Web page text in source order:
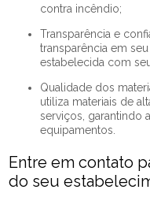
contra incêndio;
Transparência e confiança: A empresa valoriza a
transparência em
estabelecida com
Qualidade dos materiais: Certificada pelo Inmetro, a Lince
utiliza materiais de
serviços, garantindo
equipamentos.
Entre em contato
do seu